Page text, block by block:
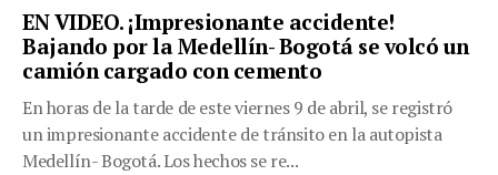
EN VIDEO. ¡Impresionante accidente!
Bajando por la Medellín- Bogotá se volcó un
camión cargado con cemento
En horas de la tarde de este viernes 9 de abril, se registró
un impresionante accidente de tránsito en la autopista
Medellín- Bogotá. Los hechos se re...